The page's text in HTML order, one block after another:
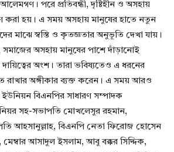
পরে প্রতিবন্ধী, দৃষ্টিহীন ও অসহায়
করা হয়। এ সময় অসহায় মানুষের হাতে নতুন
মাঝে স্বস্তি ও কৃতজ্ঞতার অনুভূতি দেখা যায়।
সমাজের অসহায় মানুষের পাশে দাঁড়ানোই
অংশ। তারা ভবিষ্যতেও এ ধরনের
রাখার অঙ্গীকার ব্যক্ত করেন। এ সময় আরও
বিএনপির সাধারণ সম্পাদক
সহ-সভাপতি মোখলেসুর রহমান,
আহসানুল্লাহ, বিএনপি নেতা ফিরোজ হোসেন
আসাদুল ইসলাম, আবু বক্কর সিদ্দিক,